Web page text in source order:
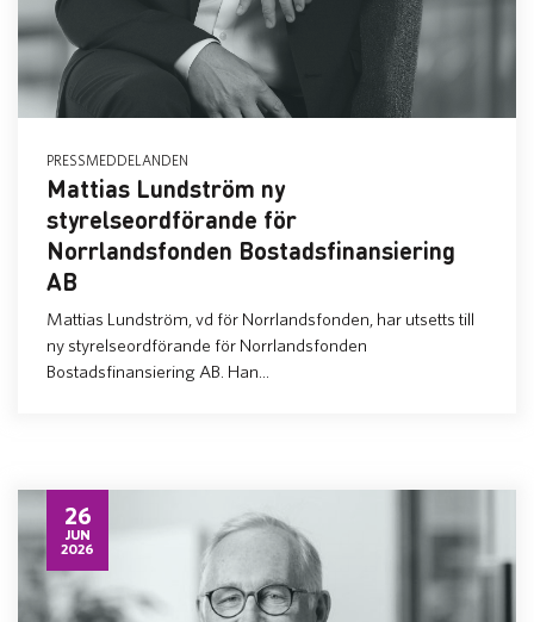
PRESSMEDDELANDEN
Mattias Lundström ny
styrelseordförande för
Norrlandsfonden Bostadsfinansiering
AB
Mattias Lundström, vd för Norrlandsfonden, har utsetts till
ny styrelseordförande för Norrlandsfonden
Bostadsfinansiering AB. Han...
26
JUN
2026